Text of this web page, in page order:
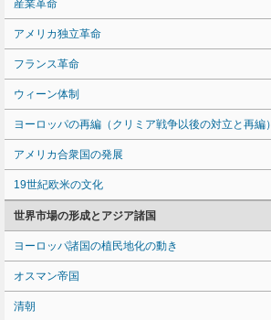
産業革命
アメリカ独立革命
フランス革命
ウィーン体制
ヨーロッパの再編（クリミア戦争以後の対立と再編）
アメリカ合衆国の発展
19世紀欧米の文化
世界市場の形成とアジア諸国
ヨーロッパ諸国の植民地化の動き
オスマン帝国
清朝